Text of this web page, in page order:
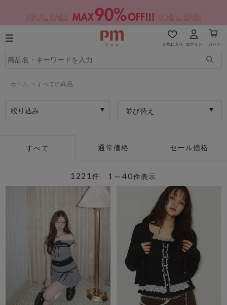
お気に入り ログイン カート
ホーム > すべての商品
絞り込み 並び替え
すべて 通常価格 セール価格
1～40件表示
1221 件